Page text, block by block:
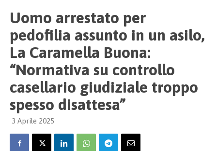
Uomo arrestato per
pedofilia assunto in un asilo,
La Caramella Buona:
“Normativa su controllo
casellario giudiziale troppo
spesso disattesa”
3 Aprile 2025